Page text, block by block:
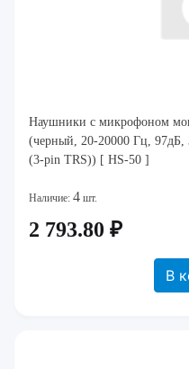
Наушники с микрофоном
(черный, 20-20000 Гц,
(3-pin TRS)) [ HS-50 ]
Наличие: 4 шт.
2 793.80 ₽
В